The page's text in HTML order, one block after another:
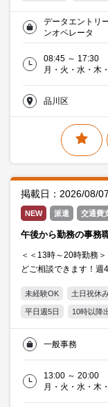
自転車・バイク通勤OK
オフィス禁煙・分煙
働く主婦（夫）活躍中
データエントリ
ンオペレータ
08:45 ～ 17:30
月・火・水・木
品川区
掲載日：2026/08/07
NEW 派遣 交通費
午後から勤務の事務
＜＜13時～20時勤務
どご相談できます！週
未経験OK 土日祝休
平日週5日 10時以降
期間限定 自転車・バ
交通費支給 Word
一般事務
13:00 ～ 20:00
月・火・水・木